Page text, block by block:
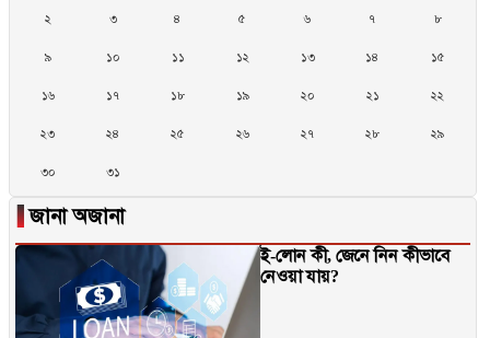
২ ৩ ৪ ৫ ৬ ৭ ৮
৯ ১০ ১১ ১২ ১৩ ১৪ ১৫
১৬ ১৭ ১৮ ১৯ ২০ ২১ ২২
২৩ ২৪ ২৫ ২৬ ২৭ ২৮ ২৯
৩০ ৩১
▐জানা অজানা
ই-লোন কী, জেনে নিন কীভাবে
নেওয়া যায়?